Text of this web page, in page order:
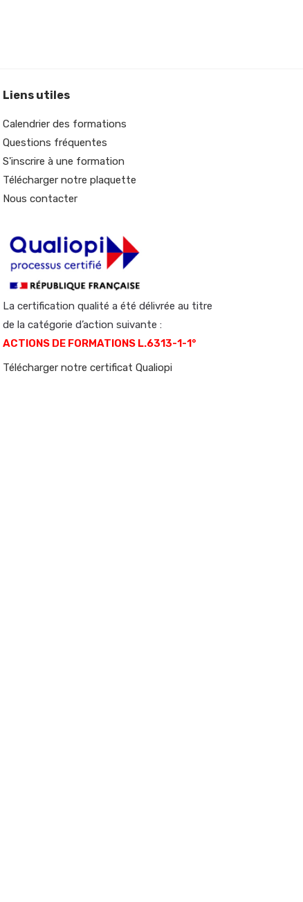
Liens utiles
Calendrier des formations
Questions fréquentes
S'inscrire à une formation
Télécharger notre plaquette
Nous contacter
La certification qualité a été délivrée au titre
de la catégorie d’action suivante :
ACTIONS DE FORMATIONS L.6313-1-1°
Télécharger notre certificat Qualiopi